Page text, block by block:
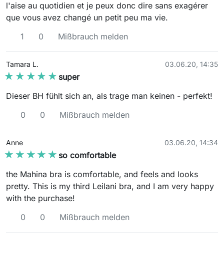
l'aise au quotidien et je peux donc dire sans exagérer
que vous avez changé un petit peu ma vie.
1
0 Mißbrauch melden
Tamara L. 03.06.20, 14:35
★★★★★
★★★★★ super
Dieser BH fühlt sich an, als trage man keinen - perfekt!
0
0 Mißbrauch melden
Anne 03.06.20, 14:34
★★★★★
★★★★★ so comfortable
the Mahina bra is comfortable, and feels and looks
pretty. This is my third Leilani bra, and I am very happy
with the purchase!
0
0 Mißbrauch melden